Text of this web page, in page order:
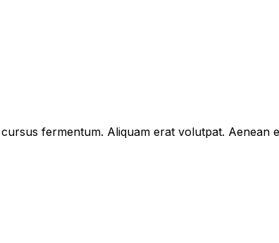
fermentum. Aliquam erat volutpat.